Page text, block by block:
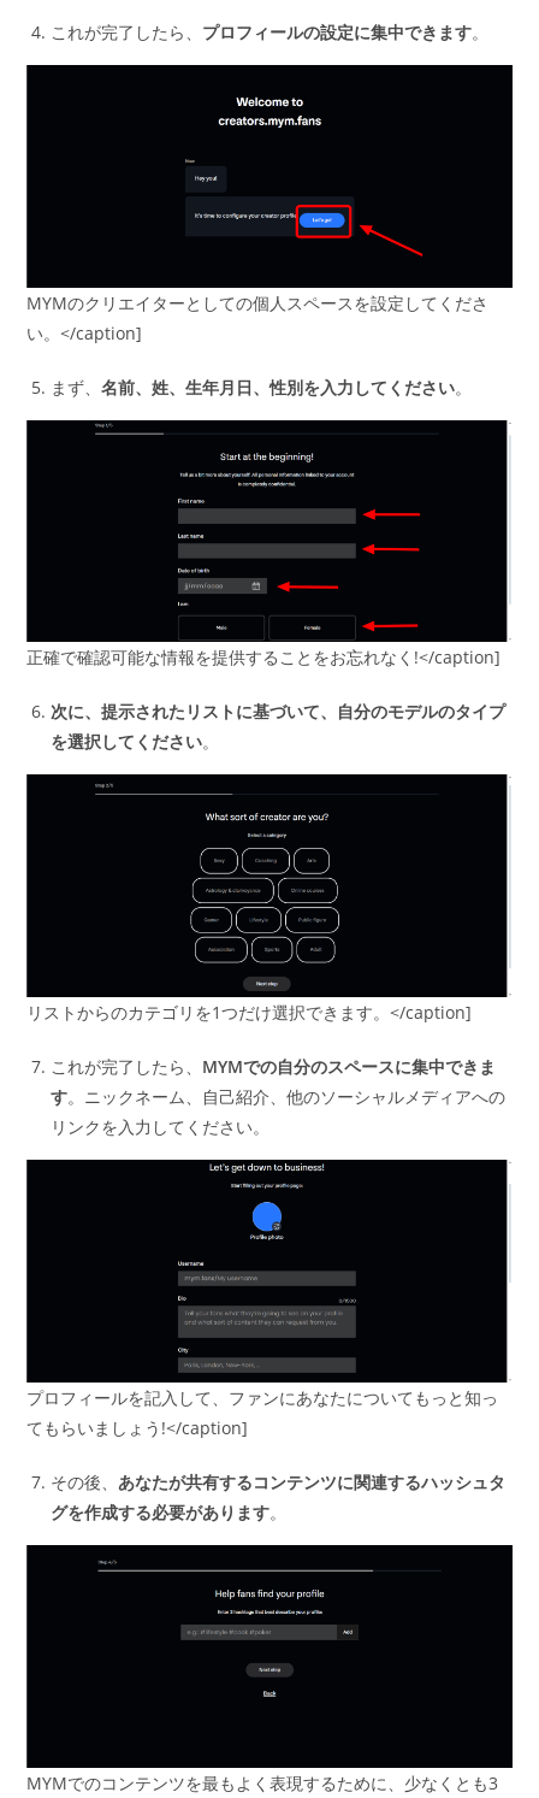
これが完了したら、 プロフィールの設定に集中できます。
MYMのクリエイターとしての個人スペースを設定してくださ
い。</caption]
まず、名前、姓、生年月日、性別を入力してください。
正確で確認可能な情報を提供することをお忘れなく!</caption]
次に、提示されたリストに基づいて、自分のモデルのタイプ
を選択してください。
リストからのカテゴリを1つだけ選択できます。</caption]
これが完了したら、 MYMでの自分のスペースに集中できま
す。ニックネーム、自己紹介、他のソーシャルメディアへの
リンクを入力してください。
プロフィールを記入して、ファンにあなたについてもっと知っ
てもらいましょう!</caption]
その後、あなたが共有するコンテンツに関連するハッシュタ
グを作成する必要があります。
MYMでのコンテンツを最もよく表現するために、少なくとも3